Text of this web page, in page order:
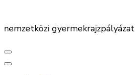
nemzetközi gyermekrajzpályázat